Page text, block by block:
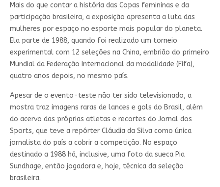
Mais do que contar a história das Copas femininas e da
participação brasileira, a exposição apresenta a luta das
mulheres por espaço no esporte mais popular do planeta.
Ela parte de 1988, quando foi realizado um torneio
experimental com 12 seleções na China, embrião do primeiro
Mundial da Federação Internacional da modalidade (Fifa),
quatro anos depois, no mesmo país.
Apesar de o evento-teste não ter sido televisionado, a
mostra traz imagens raras de lances e gols do Brasil, além
do acervo das próprias atletas e recortes do Jornal dos
Sports, que teve a repórter Cláudia da Silva como única
jornalista do país a cobrir a competição. No espaço
destinado a 1988 há, inclusive, uma foto da sueca Pia
Sundhage, então jogadora e, hoje, técnica da seleção
brasileira.